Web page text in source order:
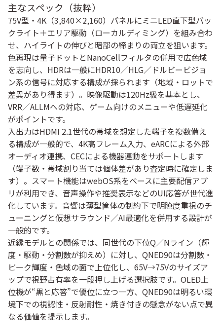
主なスペック（抜粋）
75V型・4K（3,840×2,160）パネルにミニLED直下型バッ
クライト＋エリア駆動（ローカルディミング）を組み合わ
せ、ハイライトの伸びと暗部の締まりの両立を狙います。
色再現は量子ドットとNanoCellフィルタの併用で広色域
を志向し、HDRは一般にHDR10／HLG／ドルビービジョ
ン系の信号に対応する構成が採られます（地域・ロットで
差異があり得ます）。映像駆動は120Hz級を基本とし、
VRR／ALLMへの対応、ゲーム向けのメニューや低遅延化
がポイントです。
入出力はHDMI 2.1世代の帯域を想定した端子を複数備え
る構成が一般的で、4K高フレーム入力、eARCによる外部
オーディオ連携、CECによる機器連動をサポートします
（端子数・帯域割り当ては個体差があり査定時に確定しま
す）。スマート機能はwebOS系をベースに主要配信アプ
リが利用でき、音声操作や推奨表示などのUI応答が世代進
化しています。音響は薄型筐体の制約下で明瞭度重視のチ
ューニングと仮想サラウンド／AI最適化を併用する設計が
一般的です。
近縁モデルとの関係では、同世代の下位Q／Nライン（輝
度・駆動・分割数が抑えめ）に対し、QNED90は分割数・
ピーク輝度・色域の面で上位化し、 65V→75Vのサイズア
ップで視野占有率を一段押し上げる選択肢です。OLED上
位機が“黒と応答”で優位に立つ一方、QNED90は明るい環
境下での視認性・反射耐性・焼き付きの懸念がない点で異
なる価値を提示します。